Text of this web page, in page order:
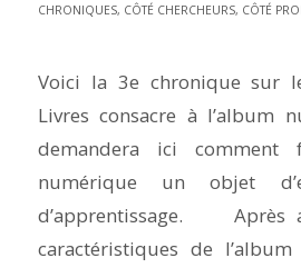
CHRONIQUES, CÔTÉ CHERCHEURS, CÔTÉ
Voici la 3e chronique sur
Livres consacre à l’album
demandera ici comment
numérique un objet
d’apprentissage. Après
caractéristiques de